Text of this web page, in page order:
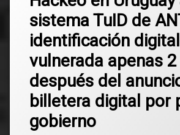
sistema TuID de
identificación digital
vulnerada apenas
después del
billetera digital por
gobierno
ANTEL
billetera
digital
datos
firma
digital
en
Hackeo
en
Uruguay
al
sistema
TuID
de
ANTEL:
identificación
digital
vulnerada